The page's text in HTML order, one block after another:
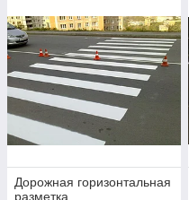
Дорожная горизонтальная
разметка